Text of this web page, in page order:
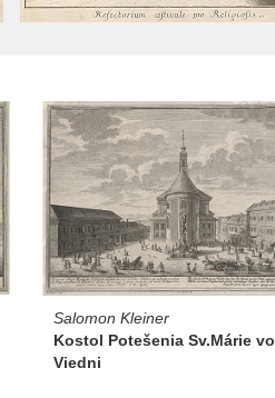
Salomon Kleiner
Kostol Potešenia Sv.Márie vo
Viedni